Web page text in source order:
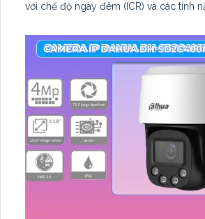
với chế độ ngày đêm (ICR) và các tính
hình ảnh trong mọi điều kiện ánh sáng